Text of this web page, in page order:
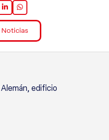
Noticias
edificio